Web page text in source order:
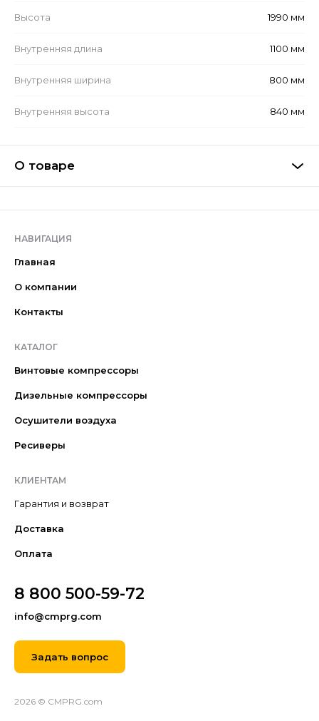
Высота 1990 мм
Внутренняя длина 1100 мм
Внутренняя ширина 800 мм
Внутренняя высота 840 мм
О товаре
НАВИГАЦИЯ
Главная
О компании
Контакты
КАТАЛОГ
Винтовые компрессоры
Дизельные компрессоры
Осушители воздуха
Ресиверы
КЛИЕНТАМ
Гарантия и возврат
Доставка
Оплата
8 800 500-59-72
info@cmprg.com
Задать вопрос
2026 © CMPRG.com